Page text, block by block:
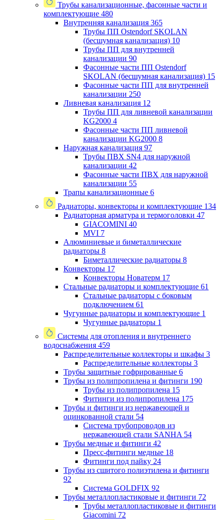
Трубы канализационные, фасонные части и
комплектующие 480
Внутренняя канализация 365
Трубы ПП Ostendorf SKOLAN
(бесшумная канализация) 10
Трубы ПП для внутренней
канализации 90
Фасонные части ПП Ostendorf
SKOLAN (бесшумная канализация) 15
Фасонные части ПП для внутренней
канализации 250
Ливневая канализация 12
Трубы ПП для ливневой канализации
KG2000 4
Фасонные части ПП ливневой
канализации KG2000 8
Наружная канализация 97
Трубы ПВХ SN4 для наружной
канализации 42
Фасонные части ПВХ для наружной
канализации 55
Трапы канализационные 6
Радиаторы, конвекторы и комплектующие 134
Радиаторная арматура и термоголовки 47
GIACOMINI 40
MVI 7
Алюминиевые и биметаллические
радиаторы 8
Биметаллические радиаторы 8
Конвекторы 17
Конвекторы Новатерм 17
Стальные радиаторы и комплектующие 61
Стальные радиаторы с боковым
подключением 61
Чугунные радиаторы и комплектующие 1
Чугунные радиаторы 1
Системы для отопления и внутреннего
водоснабжения 459
Распределительные коллекторы и шкафы 3
Распределительные коллекторы 3
Трубы защитные гофрированные 6
Трубы из полипропилена и фитинги 190
Трубы из полипропилена 15
Фитинги из полипропилена 175
Трубы и фитинги из нержавеющей и
оцинкованной стали 54
Система трубопроводов из
нержавеющей стали SANHA 54
Трубы медные и фитинги 42
Пресс-фитинги медные 18
Фитинги под пайку 24
Трубы из сшитого полиэтилена и фитинги
92
Система GOLDFIX 92
Трубы металлопластиковые и фитинги 72
Трубы металлопластиковые и фитинги
Giacomini 72